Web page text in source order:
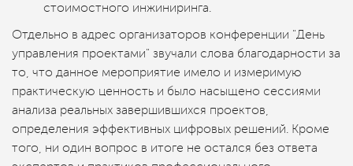
стоимостного инжиниринга.
Отдельно в адрес организаторов конференции "День
управления проектами" звучали слова благодарности за
то, что данное мероприятие имело и измеримую
практическую ценность и было насыщено сессиями
анализа реальных завершившихся проектов,
определения эффективных цифровых решений. Кроме
того, ни один вопрос в итоге не остался без ответа